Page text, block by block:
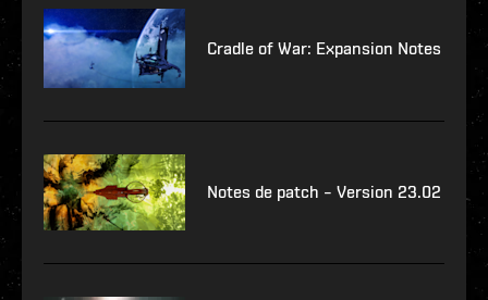
Cradle of War: Expansion Notes
Notes de patch – Version 23.02